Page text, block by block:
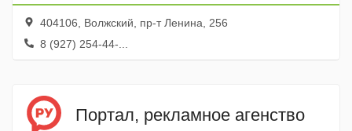
404106, Волжский, пр-т Ленина, 256
8 (927) 254-44-...
Портал, рекламное агенство